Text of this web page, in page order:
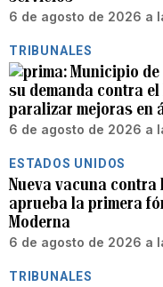
6 de agosto de 2026 a
TRIBUNALES
Municipio de
su demanda contra el
paralizar mejoras en
6 de agosto de 2026 a
ESTADOS UNIDOS
Nueva vacuna contra
aprueba la primera
Moderna
6 de agosto de 2026 a
TRIBUNALES